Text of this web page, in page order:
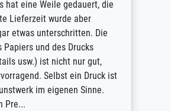
hat eine Weile gedauert, die
Lieferzeit wurde aber
etwas unterschritten. Die
Papiers und des Drucks
usw.) ist nicht nur gut,
Selbst ein Druck ist
im eigenen Sinne.
Pre...